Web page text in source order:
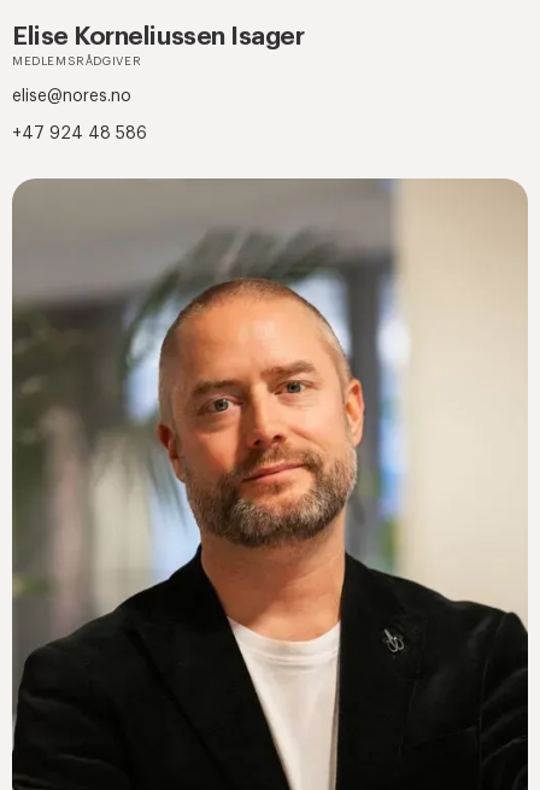
Elise Korneliussen Isager
MEDLEMSRÅDGIVER
elise@nores.no
+47 924 48 586